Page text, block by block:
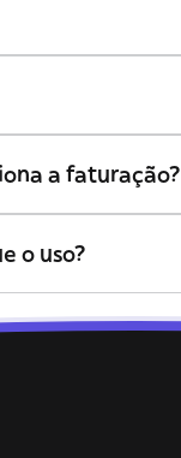
a faturação?
o uso?